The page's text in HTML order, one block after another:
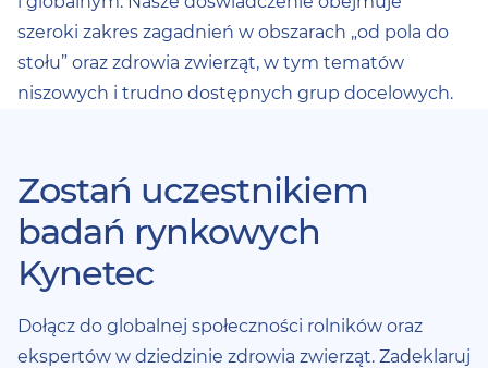
szeroki zakres zagadnień w obszarach „od pola do
stołu” oraz zdrowia zwierząt, w tym tematów
niszowych i trudno dostępnych grup docelowych.
Zostań uczestnikiem
badań rynkowych
Kynetec
Dołącz do globalnej społeczności rolników oraz
ekspertów w dziedzinie zdrowia zwierząt. Zadeklaruj